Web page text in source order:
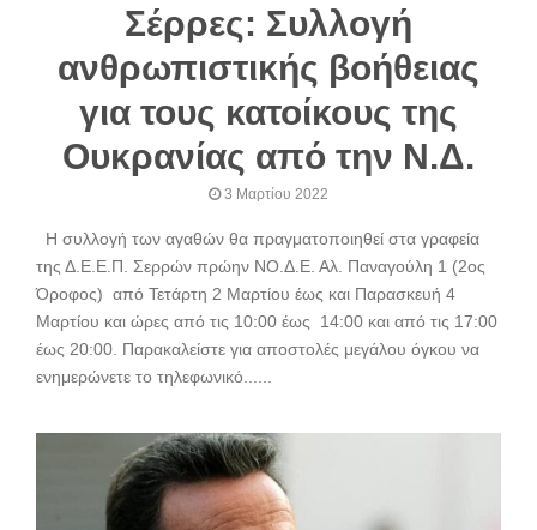
Σέρρες: Συλλογή
ανθρωπιστικής βοήθειας
για τους κατοίκους της
Ουκρανίας από την Ν.Δ.
3 Μαρτίου 2022
Η συλλογή των αγαθών θα πραγματοποιηθεί στα γραφεία
της Δ.Ε.Ε.Π. Σερρών πρώην ΝΟ.Δ.Ε. Αλ. Παναγούλη 1 (2ος
Όροφος) από Τετάρτη 2 Μαρτίου έως και Παρασκευή 4
Μαρτίου και ώρες από τις 10:00 έως 14:00 και από τις 17:00
έως 20:00. Παρακαλείστε για αποστολές μεγάλου όγκου να
ενημερώνετε το τηλεφωνικό......